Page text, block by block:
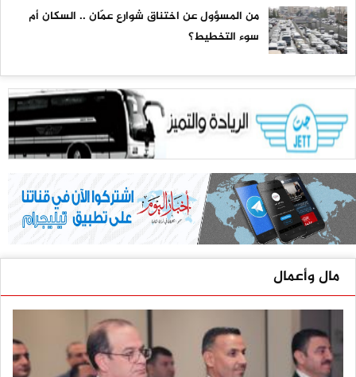
من المسؤول عن اختناق شوارع عمّان .. السكان أم
سوء التخطيط؟
مال وأعمال